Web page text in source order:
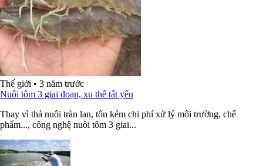
Thế giới • 3 năm trước
Nuôi tôm 3 giai đoạn, xu thế tất yếu
Thay vì thả nuôi tràn lan, tốn kém chi phí xử lý môi trường, chế
phẩm..., công nghệ nuôi tôm 3 giai...